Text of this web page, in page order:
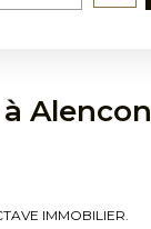
Alencon
IMMOBILIER.